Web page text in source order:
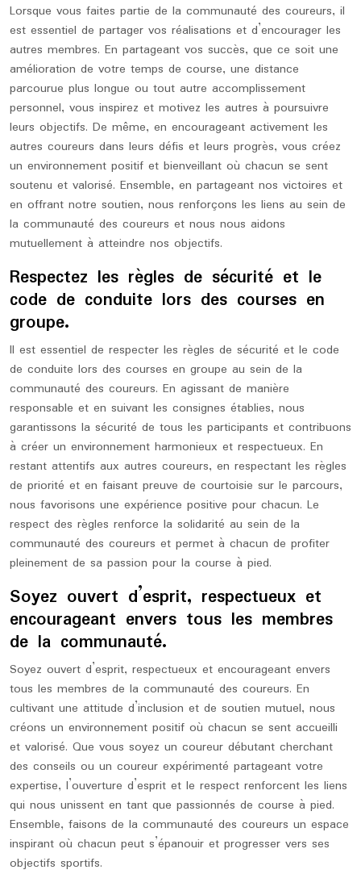
Lorsque vous faites partie de la communauté des coureurs, il
est essentiel de partager vos réalisations et d’encourager les
autres membres. En partageant vos succès, que ce soit une
amélioration de votre temps de course, une distance
parcourue plus longue ou tout autre accomplissement
personnel, vous inspirez et motivez les autres à poursuivre
leurs objectifs. De même, en encourageant activement les
autres coureurs dans leurs défis et leurs progrès, vous créez
un environnement positif et bienveillant où chacun se sent
soutenu et valorisé. Ensemble, en partageant nos victoires et
en offrant notre soutien, nous renforçons les liens au sein de
la communauté des coureurs et nous nous aidons
mutuellement à atteindre nos objectifs.
Respectez les règles de sécurité et le
code de conduite lors des courses en
groupe.
Il est essentiel de respecter les règles de sécurité et le code
de conduite lors des courses en groupe au sein de la
communauté des coureurs. En agissant de manière
responsable et en suivant les consignes établies, nous
garantissons la sécurité de tous les participants et contribuons
à créer un environnement harmonieux et respectueux. En
restant attentifs aux autres coureurs, en respectant les règles
de priorité et en faisant preuve de courtoisie sur le parcours,
nous favorisons une expérience positive pour chacun. Le
respect des règles renforce la solidarité au sein de la
communauté des coureurs et permet à chacun de profiter
pleinement de sa passion pour la course à pied.
Soyez ouvert d’esprit, respectueux et
encourageant envers tous les membres
de la communauté.
Soyez ouvert d’esprit, respectueux et encourageant envers
tous les membres de la communauté des coureurs. En
cultivant une attitude d’inclusion et de soutien mutuel, nous
créons un environnement positif où chacun se sent accueilli
et valorisé. Que vous soyez un coureur débutant cherchant
des conseils ou un coureur expérimenté partageant votre
expertise, l’ouverture d’esprit et le respect renforcent les liens
qui nous unissent en tant que passionnés de course à pied.
Ensemble, faisons de la communauté des coureurs un espace
inspirant où chacun peut s’épanouir et progresser vers ses
objectifs sportifs.